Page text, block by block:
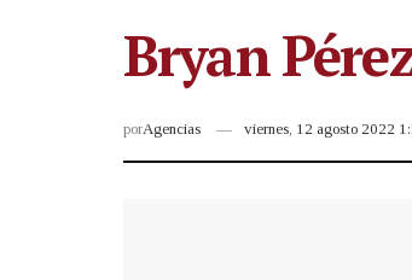
Bryan
porAgencias viernes, 12 agosto 2022